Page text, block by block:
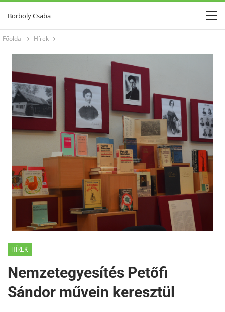
Borboly Csaba
Főoldal Hírek
HÍREK
Nemzetegyesítés Petőfi
Sándor művein keresztül